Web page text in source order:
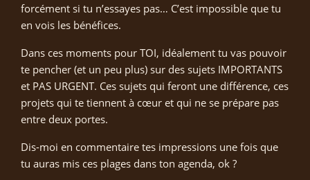
forcément si tu n’essayes pas… C’est impossible que tu
en vois les bénéfices.
Dans ces moments pour TOI, idéalement tu vas pouvoir
te pencher (et un peu plus) sur des sujets IMPORTANTS
et PAS URGENT. Ces sujets qui feront une différence, ces
projets qui te tiennent à cœur et qui ne se prépare pas
entre deux portes.
Dis-moi en commentaire tes impressions une fois que
tu auras mis ces plages dans ton agenda, ok ?